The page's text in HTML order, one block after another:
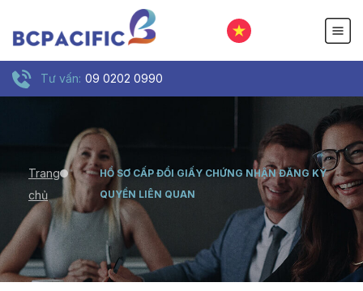
Tư vấn: 09 0202 0990
Trang
chủ
HỒ SƠ CẤP ĐỔI GIẤY CHỨNG NHẬN ĐĂNG KÝ
QUYỀN LIÊN QUAN